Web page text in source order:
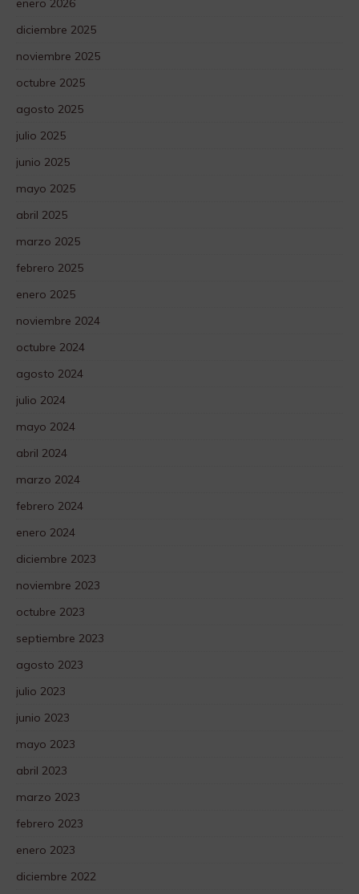
enero 2026
diciembre 2025
noviembre 2025
octubre 2025
agosto 2025
julio 2025
junio 2025
mayo 2025
abril 2025
marzo 2025
febrero 2025
enero 2025
noviembre 2024
octubre 2024
agosto 2024
julio 2024
mayo 2024
abril 2024
marzo 2024
febrero 2024
enero 2024
diciembre 2023
noviembre 2023
octubre 2023
septiembre 2023
agosto 2023
julio 2023
junio 2023
mayo 2023
abril 2023
marzo 2023
febrero 2023
enero 2023
diciembre 2022